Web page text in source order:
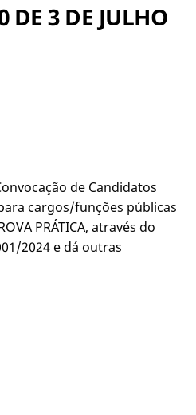
DE 3 DE JULHO
de Candidatos
cargos/funções públicas
PRÁTICA, através do
2024 e dá outras